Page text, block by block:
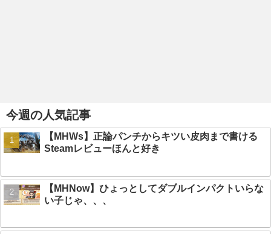
今週の人気記事
【MHWs】正論パンチからキツい皮肉まで書ける
Steamレビューほんと好き
【MHNow】ひょっとしてダブルインパクトいらな
い子じゃ、、、